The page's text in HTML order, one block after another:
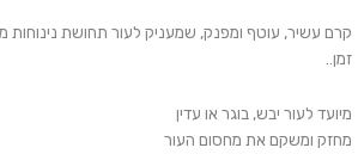
קרם עשיר, עוטף ומפנק, שמעניק לעור תחושת נינוחות
זמן..
מיועד לעור יבש, בוגר או עדין
מחזק ומשקם את מחסום העור